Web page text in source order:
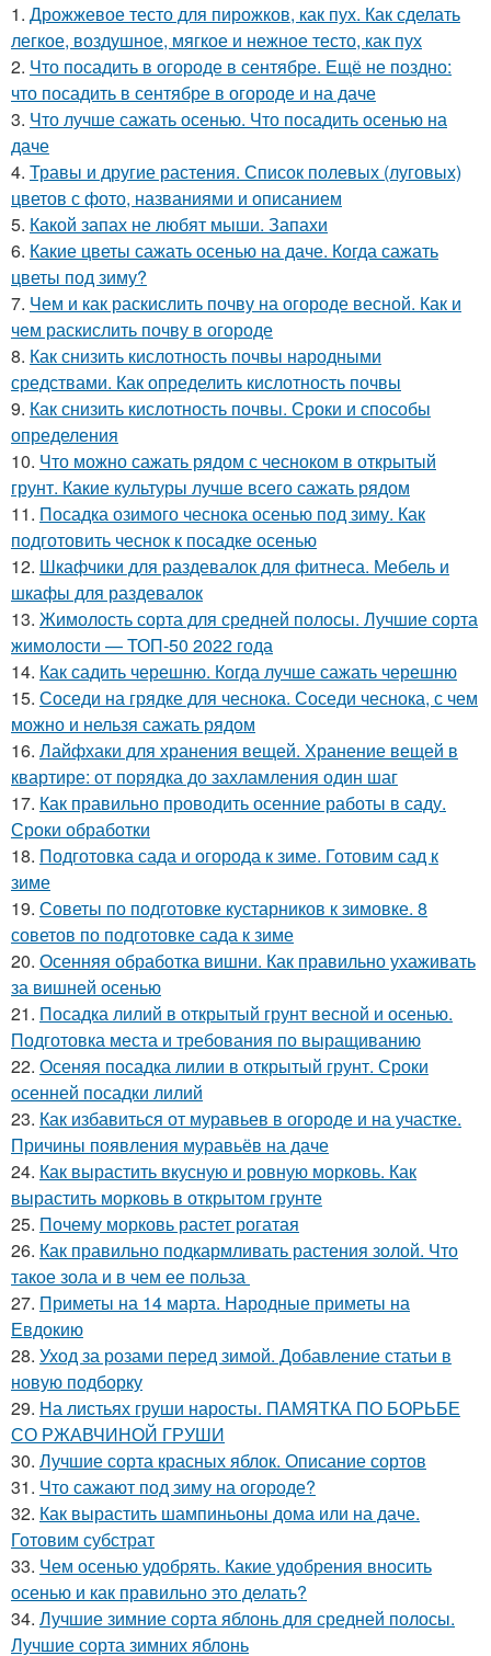
1. Дрожжевое тесто для пирожков, как пух. Как сделать
легкое, воздушное, мягкое и нежное тесто, как пух
2. Что посадить в огороде в сентябре. Ещё не поздно:
что посадить в сентябре в огороде и на даче
3. Что лучше сажать осенью. Что посадить осенью на
даче
4. Травы и другие растения. Список полевых (луговых)
цветов с фото, названиями и описанием
5. Какой запах не любят мыши. Запахи
6. Какие цветы сажать осенью на даче. Когда сажать
цветы под зиму?
7. Чем и как раскислить почву на огороде весной. Как и
чем раскислить почву в огороде
8. Как снизить кислотность почвы народными
средствами. Как определить кислотность почвы
9. Как снизить кислотность почвы. Сроки и способы
определения
10. Что можно сажать рядом с чесноком в открытый
грунт. Какие культуры лучше всего сажать рядом
11. Посадка озимого чеснока осенью под зиму. Как
подготовить чеснок к посадке осенью
12. Шкафчики для раздевалок для фитнеса. Мебель и
шкафы для раздевалок
13. Жимолость сорта для средней полосы. Лучшие сорта
жимолости — ТОП-50 2022 года
14. Как садить черешню. Когда лучше сажать черешню
15. Соседи на грядке для чеснока. Соседи чеснока, с чем
можно и нельзя сажать рядом
16. Лайфхаки для хранения вещей. Хранение вещей в
квартире: от порядка до захламления один шаг
17. Как правильно проводить осенние работы в саду.
Сроки обработки
18. Подготовка сада и огорода к зиме. Готовим сад к
зиме
19. Советы по подготовке кустарников к зимовке. 8
советов по подготовке сада к зиме
20. Осенняя обработка вишни. Как правильно ухаживать
за вишней осенью
21. Посадка лилий в открытый грунт весной и осенью.
Подготовка места и требования по выращиванию
22. Осеняя посадка лилии в открытый грунт. Сроки
осенней посадки лилий
23. Как избавиться от муравьев в огороде и на участке.
Причины появления муравьёв на даче
24. Как вырастить вкусную и ровную морковь. Как
вырастить морковь в открытом грунте
25. Почему морковь растет рогатая
26. Как правильно подкармливать растения золой. Что
такое зола и в чем ее польза
27. Приметы на 14 марта. Народные приметы на
Евдокию
28. Уход за розами перед зимой. Добавление статьи в
новую подборку
29. На листьях груши наросты. ПАМЯТКА ПО БОРЬБЕ
СО РЖАВЧИНОЙ ГРУШИ
30. Лучшие сорта красных яблок. Описание сортов
31. Что сажают под зиму на огороде?
32. Как вырастить шампиньоны дома или на даче.
Готовим субстрат
33. Чем осенью удобрять. Какие удобрения вносить
осенью и как правильно это делать?
34. Лучшие зимние сорта яблонь для средней полосы.
Лучшие сорта зимних яблонь